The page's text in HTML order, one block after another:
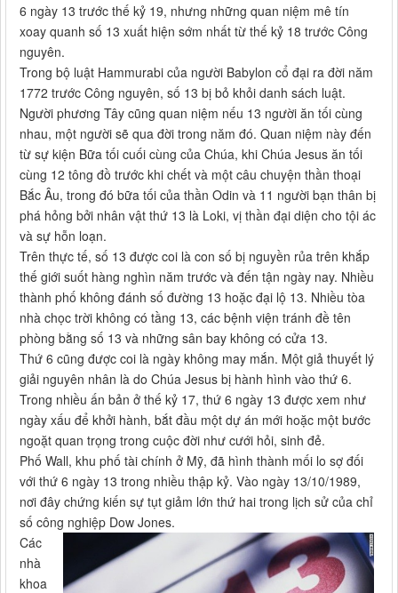
6 ngày 13 trước thế kỷ 19, nhưng những quan niệm mê tín
xoay quanh số 13 xuất hiện sớm nhất từ thế kỷ 18 trước Công
nguyên.
Trong bộ luật Hammurabi của người Babylon cổ đại ra đời năm
1772 trước Công nguyên, số 13 bị bỏ khỏi danh sách luật.
Người phương Tây cũng quan niệm nếu 13 người ăn tối cùng
nhau, một người sẽ qua đời trong năm đó. Quan niệm này đến
từ sự kiện Bữa tối cuối cùng của Chúa, khi Chúa Jesus ăn tối
cùng 12 tông đồ trước khi chết và một câu chuyện thần thoại
Bắc Âu, trong đó bữa tối của thần Odin và 11 người bạn thân bị
phá hỏng bởi nhân vật thứ 13 là Loki, vị thần đại diện cho tội ác
và sự hỗn loạn.
Trên thực tế, số 13 được coi là con số bị nguyền rủa trên khắp
thế giới suốt hàng nghìn năm trước và đến tận ngày nay. Nhiều
thành phố không đánh số đường 13 hoặc đại lộ 13. Nhiều tòa
nhà chọc trời không có tầng 13, các bệnh viện tránh đề tên
phòng bằng số 13 và những sân bay không có cửa 13.
Thứ 6 cũng được coi là ngày không may mắn. Một giả thuyết lý
giải nguyên nhân là do Chúa Jesus bị hành hình vào thứ 6.
Trong nhiều ấn bản ở thế kỷ 17, thứ 6 ngày 13 được xem như
ngày xấu để khởi hành, bắt đầu một dự án mới hoặc một bước
ngoặt quan trọng trong cuộc đời như cưới hỏi, sinh đẻ.
Phố Wall, khu phố tài chính ở Mỹ, đã hình thành mối lo sợ đối
với thứ 6 ngày 13 trong nhiều thập kỷ. Vào ngày 13/10/1989,
nơi đây chứng kiến sự tụt giảm lớn thứ hai trong lịch sử của chỉ
số công nghiệp Dow Jones.
Các
nhà
khoa